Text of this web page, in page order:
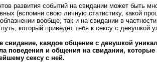
развития событий на свидании может быть
(вспомни свою личную статистику, какой
вообще, так и на свидании в
который приведет тебя к сексу с девушкой
свидание, каждое общение с девушкой
поведения и общения на свидании,
сексу с ней.